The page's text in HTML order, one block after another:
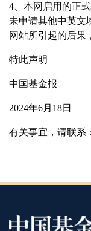
4、本网启用的正
未申请其他中英文
网站所引起的后果
特此声明
中国基金报
2024年6月18日
有关事宜，请联系